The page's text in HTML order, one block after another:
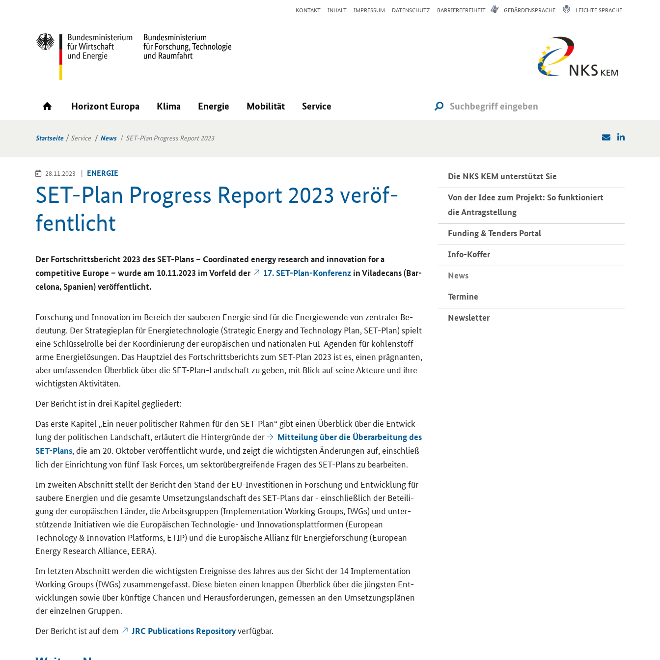
KONTAKT INHALT IMPRESSUM DATENSCHUTZ BARRIEREFREIHEIT GEBÄRDENSPRACHE LEICHTE SPRACHE
Horizont Europa Klima Energie Mobilität Service
Startseite Service News SET-Plan Progress Report 2023
28.11.2023 EN­ER­GIE
SET-​Plan Pro­gress Re­port 2023 ver­öf­
fent­licht
Der Fort­schritts­be­richt 2023 des SET-​Plans – Coordinated energy research and innovation for a
competitive Europe – wurde am 10.11.2023 im Vor­feld der 17. SET-​Plan-Konferenz in Vila­de­cans (Bar­
ce­lo­na, Spa­ni­en) ver­öf­fent­licht.
For­schung und In­no­va­ti­on im Be­reich der sau­be­ren En­er­gie sind für die En­er­gie­wen­de von zen­tra­ler Be­
deu­tung. Der Stra­te­gie­plan für En­er­gie­tech­no­lo­gie (Strategic Energy and Technology Plan, SET-​Plan) spielt
eine Schlüs­sel­rol­le bei der Ko­or­di­nie­rung der eu­ro­päi­schen und na­tio­na­len FuI-​Agenden für koh­len­stoff­
ar­me En­er­gie­lö­sun­gen. Das Haupt­ziel des Fort­schritts­be­richts zum SET-​Plan 2023 ist es, einen prä­gnan­ten,
aber um­fas­sen­den Über­blick über die SET-​Plan-Landschaft zu geben, mit Blick auf seine Ak­teu­re und ihre
wich­tigs­ten Ak­ti­vi­tä­ten.
Der Be­richt ist in drei Ka­pi­tel ge­glie­dert:
Das erste Ka­pi­tel „Ein neuer po­li­ti­scher Rah­men für den SET-​Plan“ gibt einen Über­blick über die Ent­wick­
lung der po­li­ti­schen Land­schaft, er­läu­tert die Hin­ter­grün­de der
Mit­tei­lung über die Über­ar­bei­tung des
SET-​Plans, die am 20. Ok­to­ber ver­öf­fent­licht wurde, und zeigt die wich­tigs­ten Än­de­run­gen auf, ein­schließ­
lich der Ein­rich­tung von fünfTask Forces, um sek­tor­über­grei­fen­de Fra­gen des SET-​Plans zu be­ar­bei­ten.
Im zwei­ten Ab­schnitt stellt der Be­richt den Stand der EU-​Investitionen in For­schung und Ent­wick­lung für
sau­be­re En­er­gien und die ge­sam­te Um­set­zungs­land­schaft des SET-​Plans dar - ein­schließ­lich der Be­tei­li­
gung der eu­ro­päi­schen Län­der, die Ar­beits­grup­pen (Implementation Working Groups, IWGs) und un­ter­
stüt­zen­de In­itia­ti­ven wie die Eu­ro­päi­schen Technologie-​ und In­no­va­ti­ons­platt­for­men (European
Technology & Innovation Platforms, ETIP) und die Eu­ro­päi­sche Al­li­anz für En­er­gie­for­schung (European
Energy Research Alliance, EERA).
Im letz­ten Ab­schnitt wer­den die wich­tigs­ten Er­eig­nis­se des Jah­res aus der Sicht der 14Implementation
Working Groups(IWGs) zu­sam­men­ge­fasst. Diese bie­ten einen knap­pen Über­blick über die jüngs­ten Ent­
wick­lun­gen sowie über künf­ti­ge Chan­cen und Her­aus­for­de­run­gen, ge­mes­sen an den Um­set­zungs­plä­nen
der ein­zel­nen Grup­pen.
Der Be­richt ist auf dem
JRC Pu­bli­ca­ti­ons Re­po­si­to­ryver­füg­bar.
Die NKS KEM un­ter­stützt Sie
Von der Idee zum Pro­jekt: So funk­tio­niert
die An­trag­stel­lung
Fun­ding & Ten­ders Por­tal
Info-​Koffer
News
Ter­mi­ne
News­let­ter